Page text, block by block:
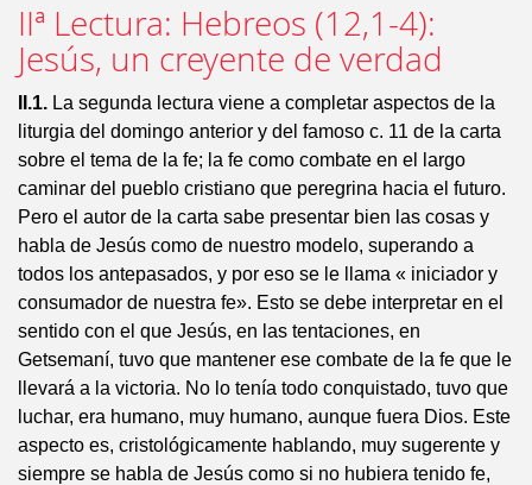
IIª Lectura: Hebreos (12,1-4):
Jesús, un creyente de verdad
II.1. La segunda lectura viene a completar aspectos de la
liturgia del domingo anterior y del famoso c. 11 de la carta
sobre el tema de la fe; la fe como combate en el largo
caminar del pueblo cristiano que peregrina hacia el futuro.
Pero el autor de la carta sabe presentar bien las cosas y
habla de Jesús como de nuestro modelo, superando a
todos los antepasados, y por eso se le llama « iniciador y
consumador de nuestra fe». Esto se debe interpretar en el
sentido con el que Jesús, en las tentaciones, en
Getsemaní, tuvo que mantener ese combate de la fe que le
llevará a la victoria. No lo tenía todo conquistado, tuvo que
luchar, era humano, muy humano, aunque fuera Dios. Este
aspecto es, cristológicamente hablando, muy sugerente y
siempre se habla de Jesús como si no hubiera tenido fe,